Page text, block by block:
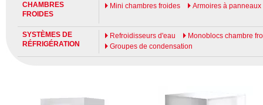
CHAMBRES
FROIDES
Mini chambres froides Armoires à panneaux
SYSTÈMES DE
RÉFRIGÉRATION
Refroidisseurs d'eau
Monoblocs chambre
Groupes de condensation